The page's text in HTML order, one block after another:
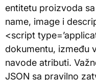
entitetu proizvoda
name, image i
<script
dokumentu, između
navode atributi.
JSON sa pravilno